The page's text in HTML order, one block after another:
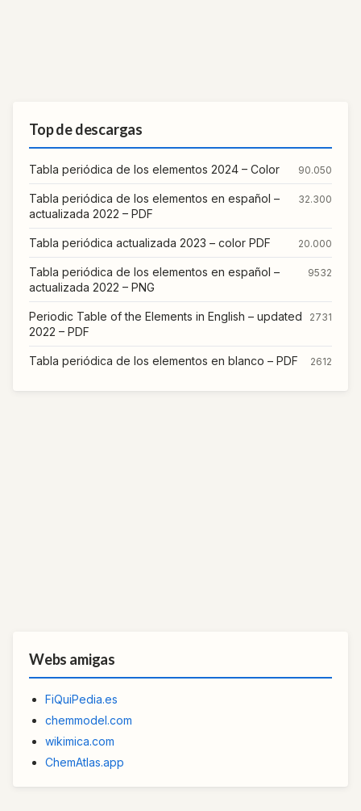
Top de descargas
Tabla periódica de los elementos 2024 – Color 90.050
Tabla periódica de los elementos en español –
actualizada 2022 – PDF
32.300
Tabla periódica actualizada 2023 – color PDF 20.000
Tabla periódica de los elementos en español –
actualizada 2022 – PNG
9532
Periodic Table of the Elements in English – updated
2022 – PDF
2731
Tabla periódica de los elementos en blanco – PDF 2612
Webs amigas
FiQuiPedia.es
chemmodel.com
wikimica.com
ChemAtlas.app